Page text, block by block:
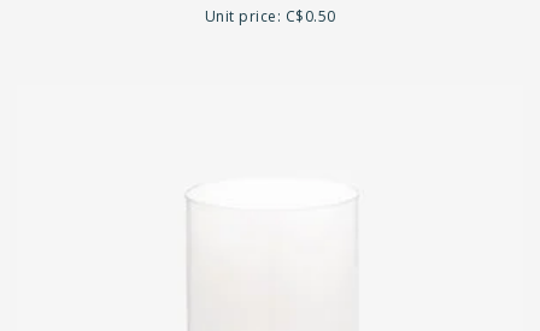
Unit price: C$0.50